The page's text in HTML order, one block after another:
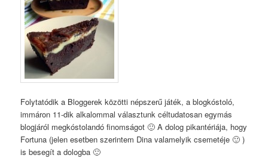
Folytatódik a Bloggerek közötti népszerű játék, a blogkóstoló,
immáron 11-dik alkalommal választunk céltudatosan egymás
blogjáról megkóstolandó finomságot 🙂 A dolog pikantériája, hogy
Fortuna (jelen esetben szerintem Dina valamelyik csemetéje 🙂 )
is besegít a dologba 🙂